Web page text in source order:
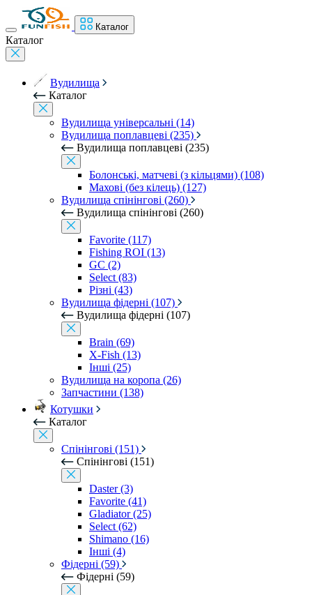
Каталог
Каталог
Вудилища
Каталог
Вудилища універсальні (14)
Вудилища поплавцеві (235)
Вудилища поплавцеві (235)
Болонські, матчеві (з кільцями) (108)
Махові (без кілець) (127)
Вудилища спінінгові (260)
Вудилища спінінгові (260)
Favorite (117)
Fishing ROI (13)
GC (2)
Select (83)
Різні (43)
Вудилища фідерні (107)
Вудилища фідерні (107)
Brain (69)
X-Fish (13)
Інші (25)
Вудилища на коропа (26)
Запчастини (138)
Котушки
Каталог
Спінінгові (151)
Спінінгові (151)
Daster (3)
Favorite (41)
Gladiator (25)
Select (62)
Shimano (16)
Інші (4)
Фідерні (59)
Фідерні (59)